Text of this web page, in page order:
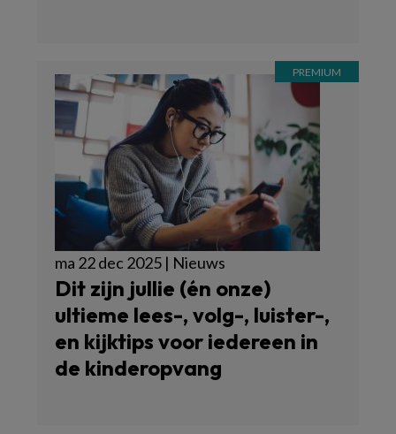
ma 22 dec 2025 | Nieuws
Dit zijn jullie (én onze)
ultieme lees-, volg-, luister-,
en kijktips voor iedereen in
de kinderopvang